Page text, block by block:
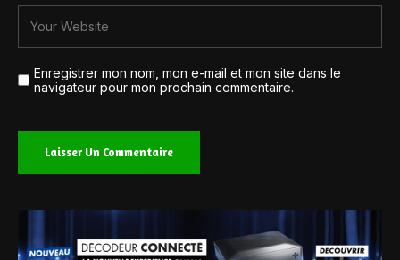
Enregistrer mon nom, mon e-mail et mon site dans le
navigateur pour mon prochain commentaire.